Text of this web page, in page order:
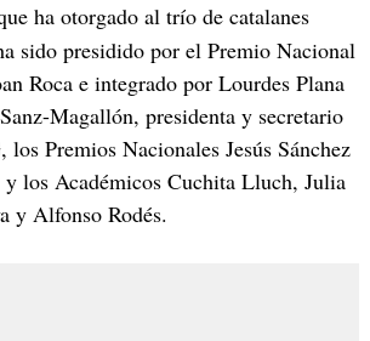
ha otorgado al trío de catalanes
sido presidido por el Premio Nacional
Roca e integrado por Lourdes Plana
Magallón, presidenta y secretario
los Premios Nacionales Jesús Sánchez
los Académicos Cuchita Lluch, Julia
y Alfonso Rodés.